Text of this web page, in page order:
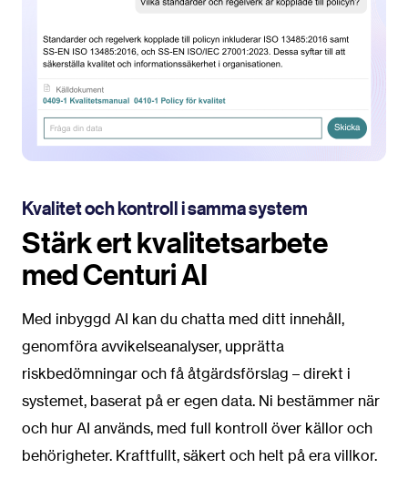
Kvalitet och kontroll i samma system
Stärk ert kvalitetsarbete
med Centuri AI
Med inbyggd AI kan du chatta med ditt innehåll,
genomföra avvikelseanalyser, upprätta
riskbedömningar och få åtgärdsförslag – direkt i
systemet, baserat på er egen data. Ni bestämmer när
och hur AI används, med full kontroll över källor och
behörigheter. Kraftfullt, säkert och helt på era villkor.